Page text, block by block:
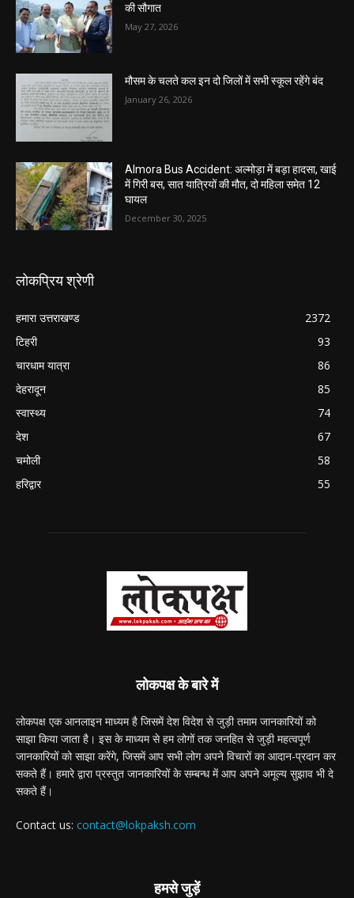
की सौगात
May 27, 2026
मौसम के चलते कल इन दो जिलों में सभी स्कूल रहेंगे बंद
January 26, 2026
Almora Bus Accident: अल्मोड़ा में बड़ा हादसा, खाई
में गिरी बस, सात यात्रियों की मौत, दो महिला समेत 12
घायल
December 30, 2025
लोकप्रिय श्रेणी
हमारा उत्तराखण्ड
2372
टिहरी
93
चारधाम यात्रा
86
देहरादून
85
स्वास्थ्य
74
देश
67
चमोली
58
हरिद्वार
55
लोकपक्ष के बारे में
लोकपक्ष एक आनलाइन माध्यम है जिसमें देश विदेश से जुड़ी तमाम जानकारियों को
साझा किया जाता है। इस के माध्यम से हम लोगों तक जनहित से जुड़ी महत्वपूर्ण
जानकारियों को साझा करेंगे, जिसमें आप सभी लोग अपने विचारों का आदान-प्रदान कर
सकते हैं। हमारे द्वारा प्रस्तुत जानकारियों के सम्बन्ध में आप अपने अमूल्य सुझाव भी दे
सकते हैं।
Contact us: contact@lokpaksh.com
हमसे जुड़ें